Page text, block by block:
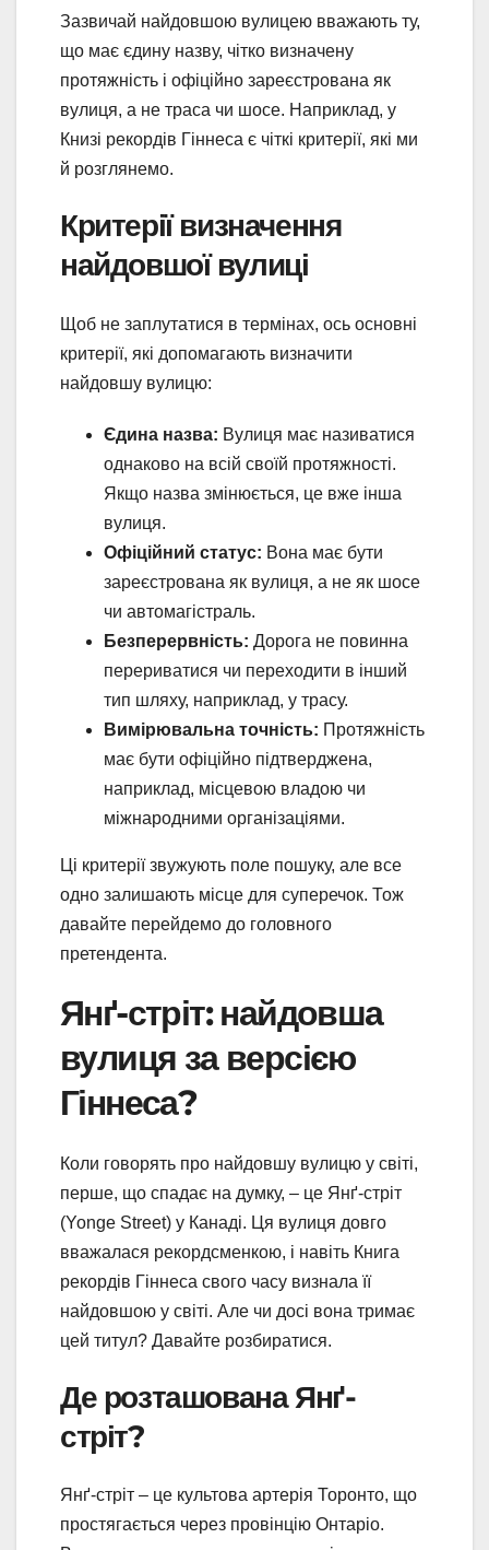
Зазвичай найдовшою вулицею вважають ту,
що має єдину назву, чітко визначену
протяжність і офіційно зареєстрована як
вулиця, а не траса чи шосе. Наприклад, у
Книзі рекордів Гіннеса є чіткі критерії, які ми
й розглянемо.
Критерії визначення
найдовшої вулиці
Щоб не заплутатися в термінах, ось основні
критерії, які допомагають визначити
найдовшу вулицю:
Єдина назва: Вулиця має називатися
однаково на всій своїй протяжності.
Якщо назва змінюється, це вже інша
вулиця.
Офіційний статус: Вона має бути
зареєстрована як вулиця, а не як шосе
чи автомагістраль.
Безперервність: Дорога не повинна
перериватися чи переходити в інший
тип шляху, наприклад, у трасу.
Вимірювальна точність: Протяжність
має бути офіційно підтверджена,
наприклад, місцевою владою чи
міжнародними організаціями.
Ці критерії звужують поле пошуку, але все
одно залишають місце для суперечок. Тож
давайте перейдемо до головного
претендента.
Янґ-стріт: найдовша
вулиця за версією
Гіннеса?
Коли говорять про найдовшу вулицю у світі,
перше, що спадає на думку, – це Янґ-стріт
(Yonge Street) у Канаді. Ця вулиця довго
вважалася рекордсменкою, і навіть Книга
рекордів Гіннеса свого часу визнала її
найдовшою у світі. Але чи досі вона тримає
цей титул? Давайте розбиратися.
Де розташована Янґ-
стріт?
Янґ-стріт – це культова артерія Торонто, що
простягається через провінцію Онтаріо.